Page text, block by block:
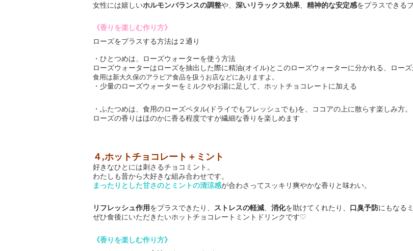
女性には嬉しいホルモンバランスの調整や、 深いリラックス効果 精神的な安定感をプラスできる
《香りを楽しむ作り方》
ローズをプラスする方法は２通り
・ひとつめは、ローズウォーターを使う方法
ローズウォーターはローズを抽出した際に精油(オイル) とこのローズウォーターに分かれる、ローズ
食用は新大久保のアラビア食品を扱うお店などにありますよ。
・少量のローズウォーターをミルクやお湯に足して、ホットチョコレートに加える
・ふたつめは、食用のローズペタル( ドライでもフレッシュでも)を、ココアの上に散らす楽しみ方。
ローズの香りはほのかに香る程度ですが繊細な香りを楽しめます
４,ホットチョコレート＋ミント
好きなひとには刺さるチョコミント。
わたしも昔から大好きな組み合わせです。
まったりとした甘さのとミントの清涼感が合わさってスッキリ爽やかな香りと味わい。
リフレッシュ作用をプラスできたり、 ストレスの軽減、 消化を助けてくれたり、 口臭予防にもなる
ぜひ食後にいただきたいホットチョコレートミントドリンクです♡
《香りを楽しむ作り方》